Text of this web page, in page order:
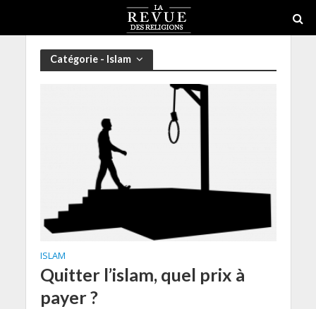
Catégorie - Islam
ISLAM
Quitter l’islam, quel prix à
payer ?